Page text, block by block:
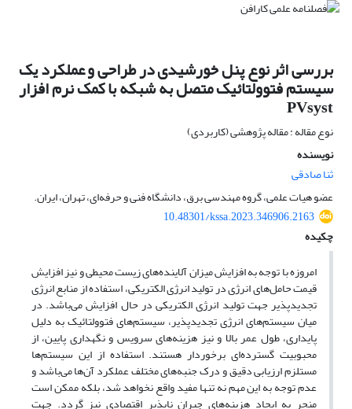
بررسی اثر نوع پنل خورشیدی در طراحی و عملکرد یک
سیستم فتوولتائیک متصل به شبکه با کمک نرم افزار
PVsyst
نوع مقاله : مقاله پژوهشی (کاربردی)
نویسنده
ثنا صادقی
عضو هیات علمی، گروه مهندسی برق، دانشگاه فنی و حرفه‌ای، تهران، ایران.
10.48301/kssa.2023.346906.2163
چکیده
امروزه با توجه به افزایش میزان آلاینده‌های زیست محیطی و نیز افزایش
قیمت حامل‌های انرژی در تولید انرژی الکتریکی، استفاده از منابع انرژی
تجدیدپذیر جهت تولید انرژی الکتریکی در حال افزایش می‌باشد. در
میان سیستم‌های انرژی تجدیدپذیر، سیستم‌های فتوولتائیک به دلیل
پایداری، طول عمر بالا و نیز هزینه‌های سرویس و نگهداری پایین، از
محبوبیت گسترده‌ای برخوردار هستند. استفاده از این سیستم‌ها
مستلزم ارزیابی دقیق و درک جنبه‌های مختلف عملکرد آن‌ها می‌باشد و
عدم توجه به این مهم نه تنها مفید واقع نخواهد شد، بلکه ممکن است
منجر به ایجاد هزینه‌های جبران ناپذیر اقتصادی نیز گردد. جهت